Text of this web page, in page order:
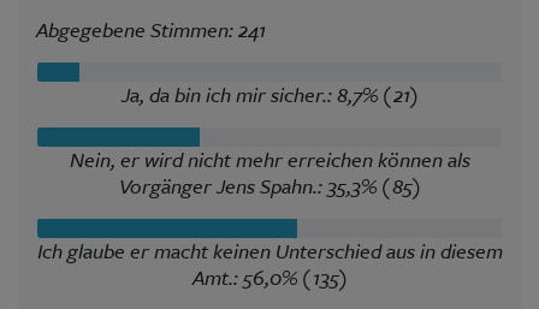
Abgegebene Stimmen: 241
Ja, da bin ich mir sicher.: 8,7% (21)
Nein, er wird nicht mehr erreichen können als
Vorgänger Jens Spahn.: 35,3% (85)
Ich glaube er macht keinen Unterschied aus in diesem
Amt.: 56,0% (135)